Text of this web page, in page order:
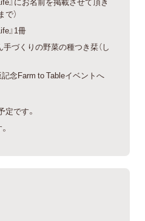
で）
』1冊
づくりの野菜の種つき栞（し
念Farm to Tableイベントへ
です。